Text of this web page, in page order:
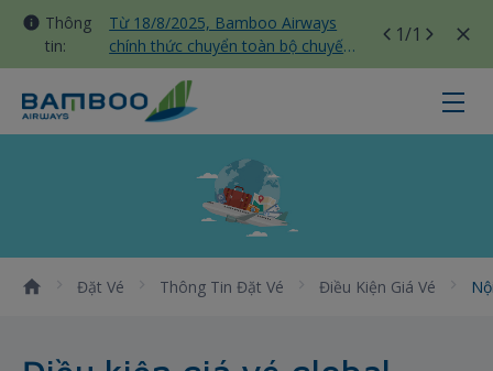
Thông
tin:
Từ 18/8/2025, Bamboo Airways
chính thức chuyển toàn bộ chuyến
bay nội địa sang nhà ga T3 Tân
Sơn Nhất
1/1
Nội địa - Bamboo Airways
Đặt Vé Thông Tin Đặt Vé Điều Kiện Giá Vé